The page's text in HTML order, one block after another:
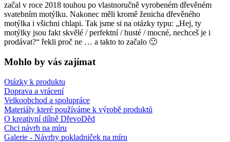
začal v roce 2018 touhou po vlastnoručně vyrobeném dřevěném
svatebním motýlku. Nakonec měli kromě ženicha dřevěného
motýlka i všichni chlapi. Tak jsme si na otázky typu: „Hej, ty
motýlky jsou fakt skvělé / perfektní / husté / mocné, nechceš je i
prodávat?“ řekli proč ne … a takto to začalo 🙂
Mohlo by vás zajímat
Otázky k produktu
Doprava a vrácení
Velkoobchod a spolupráce
Materiály které používáme k výrobě produktů
O kreativní dílně DřevoDěd
Chci návrh na míru
Galerie - Návrhy pokladniček na míru